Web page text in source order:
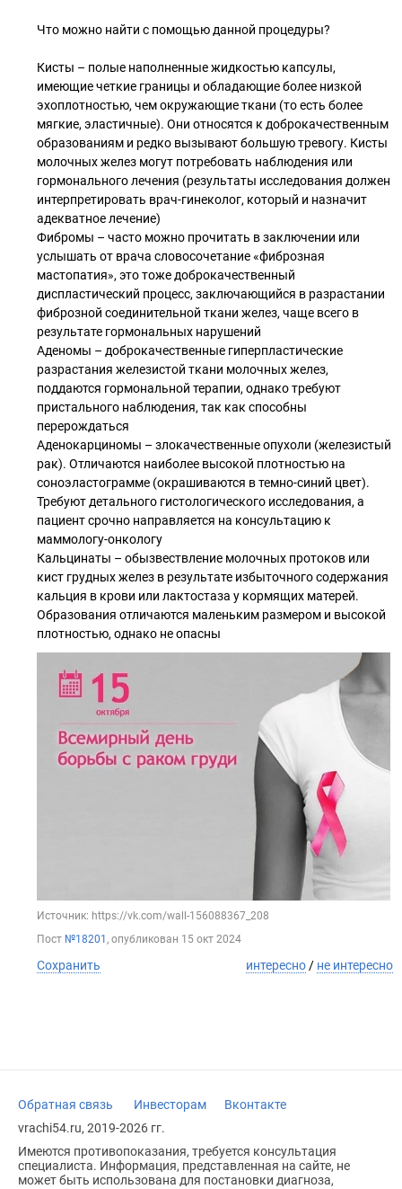
Что можно найти с помощью данной процедуры?
Кисты – полые наполненные жидкостью капсулы,
имеющие четкие границы и обладающие более низкой
эхоплотностью, чем окружающие ткани (то есть более
мягкие, эластичные). Они относятся к доброкачественным
образованиям и редко вызывают большую тревогу. Кисты
молочных желез могут потребовать наблюдения или
гормонального лечения (результаты исследования должен
интерпретировать врач-гинеколог, который и назначит
адекватное лечение)
Фибромы – часто можно прочитать в заключении или
услышать от врача словосочетание «фиброзная
мастопатия», это тоже доброкачественный
диспластический процесс, заключающийся в разрастании
фиброзной соединительной ткани желез, чаще всего в
результате гормональных нарушений
Аденомы – доброкачественные гиперпластические
разрастания железистой ткани молочных желез,
поддаются гормональной терапии, однако требуют
пристального наблюдения, так как способны
перерождаться
Аденокарциномы – злокачественные опухоли (железистый
рак). Отличаются наиболее высокой плотностью на
соноэластограмме (окрашиваются в темно-синий цвет).
Требуют детального гистологического исследования, а
пациент срочно направляется на консультацию к
маммологу-онкологу
Кальцинаты – обызвествление молочных протоков или
кист грудных желез в результате избыточного содержания
кальция в крови или лактостаза у кормящих матерей.
Образования отличаются маленьким размером и высокой
плотностью, однако не опасны
Источник: https://vk.com/wall-156088367_208
Пост №18201 , опубликован 15 окт 2024
Сохранить интересно / не интересно
Обратная связь Инвесторам
Вконтакте
vrachi54.ru, 2019-2026 гг.
Имеются противопоказания, требуется консультация
специалиста. Информация, представленная на сайте, не
может быть использована для постановки диагноза,